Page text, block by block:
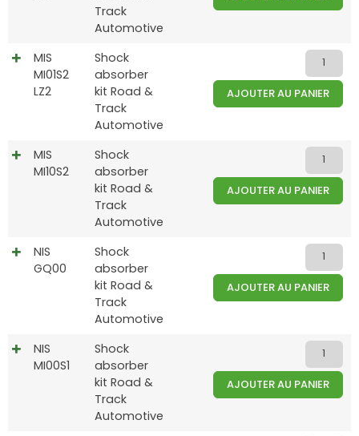
Track
Automotive
MIS
MI01S2
LZ2
Shock
absorber
kit Road &
Track
Automotive
AJOUTER AU PANIER
MIS
MI10S2
Shock
absorber
kit Road &
Track
Automotive
AJOUTER AU PANIER
NIS
GQ00
Shock
absorber
kit Road &
Track
Automotive
AJOUTER AU PANIER
NIS
MI00S1
Shock
absorber
kit Road &
Track
Automotive
AJOUTER AU PANIER